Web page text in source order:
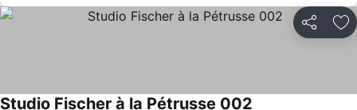
Partilhar
Studio Fischer à la Pétrusse 002